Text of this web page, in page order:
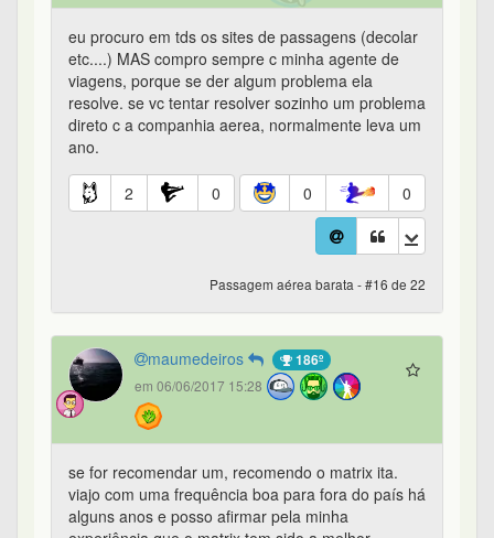
eu procuro em tds os sites de passagens (decolar
etc....) MAS compro sempre c minha agente de
viagens, porque se der algum problema ela
resolve. se vc tentar resolver sozinho um problema
direto c a companhia aerea, normalmente leva um
ano.
2 0 0 0
Passagem aérea barata - #16 de 22
maumedeiros 186º
em 06/06/2017 15:28
se for recomendar um, recomendo o matrix ita.
viajo com uma frequência boa para fora do país há
alguns anos e posso afirmar pela minha